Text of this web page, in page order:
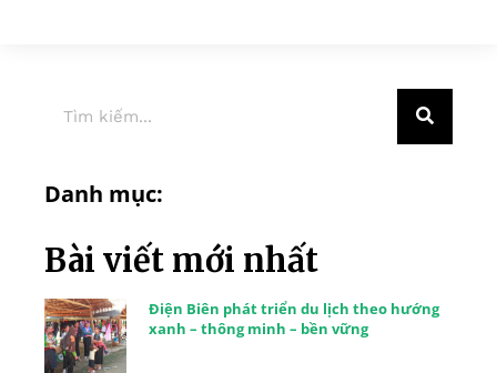
Danh mục:
Bài viết mới nhất
Điện Biên phát triển du lịch theo hướng
xanh – thông minh – bền vững